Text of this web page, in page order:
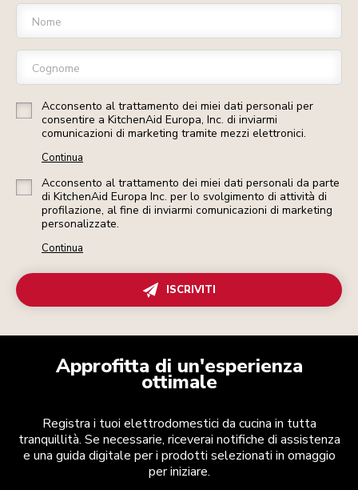
Nome
Cognome
Acconsento al trattamento dei miei dati personali per
consentire a KitchenAid Europa, Inc. di inviarmi
comunicazioni di marketing tramite mezzi elettronici.
Continua
Acconsento al trattamento dei miei dati personali da parte
di KitchenAid Europa Inc. per lo svolgimento di attività di
profilazione, al fine di inviarmi comunicazioni di marketing
personalizzate.
Continua
ISCRIVITI
Approfitta di un'esperienza
ottimale
Registra i tuoi elettrodomestici da cucina in tutta
tranquillità. Se necessarie, riceverai notifiche di assistenza
e una guida digitale per i prodotti selezionati in omaggio
per iniziare.